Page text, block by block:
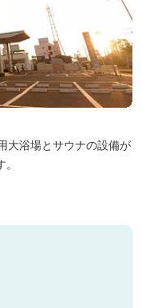
大浴場とサウナの設備が